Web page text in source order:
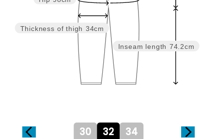
Inseam length 74.2cm
Thickness of thigh 34cm
30 32 34